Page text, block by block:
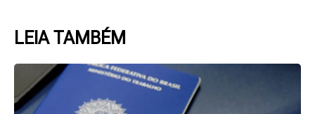
LEIA TAMBÉM
PagePage PagePagePage